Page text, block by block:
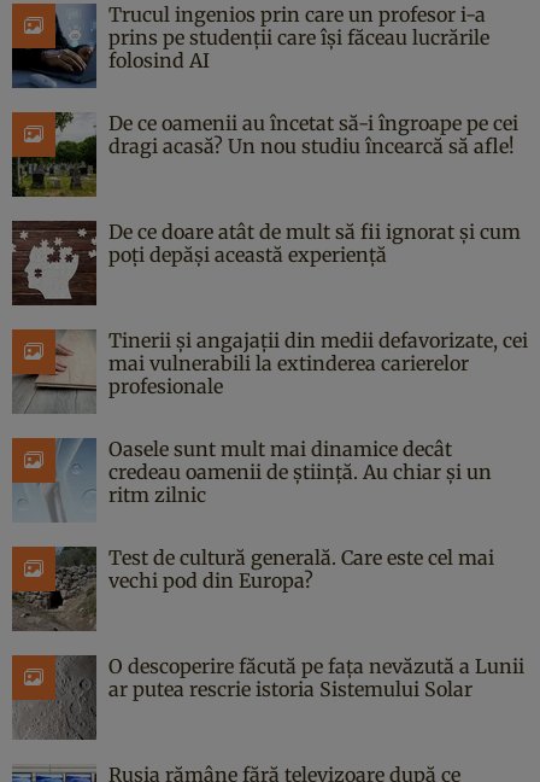
Trucul ingenios prin care un profesor i-a
prins pe studenții care își făceau lucrările
folosind AI
De ce oamenii au încetat să-i îngroape pe cei
dragi acasă? Un nou studiu încearcă să afle!
De ce doare atât de mult să fii ignorat și cum
poți depăși această experiență
Tinerii și angajații din medii defavorizate, cei
mai vulnerabili la extinderea carierelor
profesionale
Oasele sunt mult mai dinamice decât
credeau oamenii de știință. Au chiar și un
ritm zilnic
Test de cultură generală. Care este cel mai
vechi pod din Europa?
O descoperire făcută pe fața nevăzută a Lunii
ar putea rescrie istoria Sistemului Solar
Rusia rămâne fără televizoare după ce